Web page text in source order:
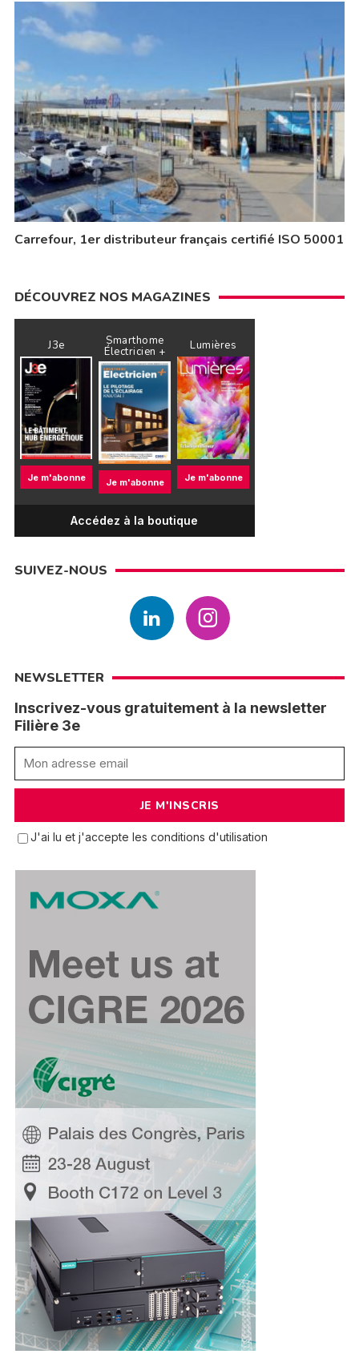
Carrefour, 1er distributeur français certifié ISO 50001
DÉCOUVREZ NOS MAGAZINES
J3e
Je m'abonne
Smarthome
Électricien +
Je m'abonne
Lumières
Je m'abonne
Accédez à la boutique
SUIVEZ-NOUS
NEWSLETTER
Inscrivez-vous gratuitement à la newsletter
Filière 3e
J'ai lu et j'accepte les conditions d'utilisation